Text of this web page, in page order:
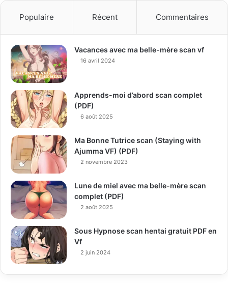
Populaire Récent Commentaires
Vacances avec ma belle-mère scan vf
16 avril 2024
Apprends-moi d’abord scan complet
(PDF)
6 août 2025
Ma Bonne Tutrice scan (Staying with
Ajumma VF) (PDF)
2 novembre 2023
Lune de miel avec ma belle-mère scan
complet (PDF)
2 août 2025
Sous Hypnose scan hentai gratuit PDF en
Vf
2 juin 2024